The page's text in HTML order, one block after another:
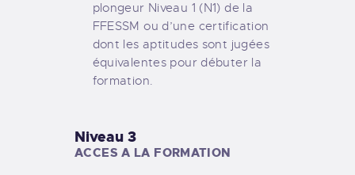
plongeur Niveau 1 (N1) de la
FFESSM ou d’une certification
dont les aptitudes sont jugées
équivalentes pour débuter la
formation.
Niveau 3
ACCES A LA FORMATION